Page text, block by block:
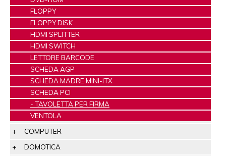
FLOPPY
FLOPPY DISK
HDMI SPLITTER
HDMI SWITCH
LETTORE BARCODE
SCHEDA AGP
SCHEDA MADRE MINI-ITX
SCHEDA PCI
TAVOLETTA PER FIRMA
VENTOLA
COMPUTER
DOMOTICA